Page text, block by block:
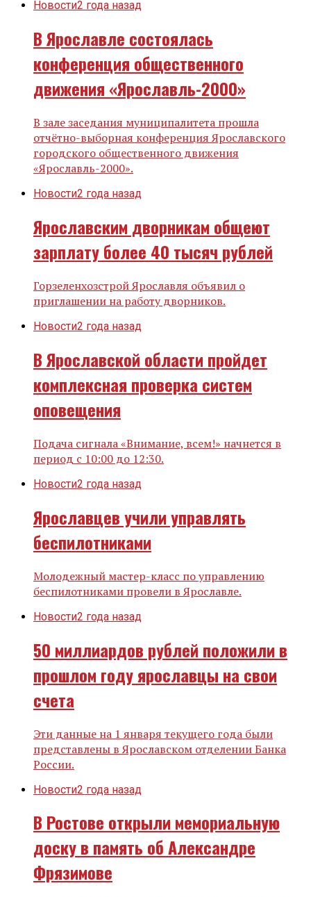
Новости2 года назад
В Ярославле состоялась
конференция общественного
движения «Ярославль-2000»
В зале заседания муниципалитета прошла
отчётно-выборная конференция Ярославского
городского общественного движения
«Ярославль-2000».
Новости2 года назад
Ярославским дворникам общеют
зарплату более 40 тысяч рублей
Горзеленхозстрой Ярославля объявил о
приглашении на работу дворников.
Новости2 года назад
В Ярославской области пройдет
комплексная проверка систем
оповещения
Подача сигнала «Внимание, всем!» начнется в
период с 10:00 до 12:30.
Новости2 года назад
Ярославцев учили управлять
беспилотниками
Молодежный мастер-класс по управлению
беспилотниками провели в Ярославле.
Новости2 года назад
50 миллиардов рублей положили в
прошлом году ярославцы на свои
счета
Эти данные на 1 января текущего года были
представлены в Ярославском отделении Банка
России.
Новости2 года назад
В Ростове открыли мемориальную
доску в память об Александре
Фрязимове